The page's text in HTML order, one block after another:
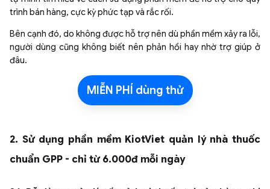
trình bán hàng, cực kỳ phức tạp và rắc rối.
Bên cạnh đó, do không được hỗ trợ nên dù phần mềm xảy ra lỗi,
người dùng cũng không biết nên phản hồi hay nhờ trợ giúp ở
đâu.
MIỄN PHÍ dùng thử
2. Sử dụng phần mềm KiotViet quản lý nhà thuốc
chuẩn GPP - chỉ từ 6.000đ mỗi ngày